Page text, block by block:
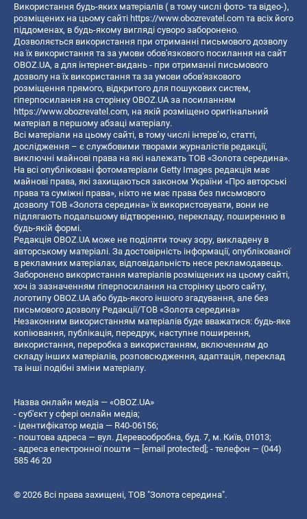
Використання будь-яких матеріалів ( в тому числі фото- та відео-),
розміщених на цьому сайті https://www.obozrevatel.com та всіх його
піддоменах, в будь-якому вигляді суворо заборонено.
Дозволяється використання при отриманні письмового дозволу
на їх використання та за умови обов'язкового посилання на сайт
OBOZ.UA, а для інтернет-видань - при отриманні письмового
дозволу на їх використання та за умови обов'язкового
розміщення прямого, відкритого для пошукових систем,
гіперпосилання на сторінку OBOZ.UA за посиланням
https://www.obozrevatel.com, на якій розміщено оригінальний
матеріал в першому абзаці матеріалу.
Всі матеріали на цьому сайті, в тому числі інтерв’ю, статті,
дослідження – є службовими творами журналістів редакції,
виключні майнові права на які належать ТОВ «Золота середина».
На всі опубліковані фотоматеріали Getty Images редакція має
майнові права, які захищаються законом України «Про авторські
права та суміжні права», ніхто не має права без письмового
дозволу ТОВ «Золота середина» їх використовувати, вони не
підлягають подальшому відтворенню, перекладу, поширенню в
будь-якій формі.
Редакція OBOZ.UA може не поділяти точку зору, викладену в
авторському матеріалі. За достовірність інформації, опублікованої
в рекламних матеріалах, відповідальність несе рекламодавець.
Заборонено використання матеріалів розміщених на цьому сайті,
хоч із зазначенням гіперпосилання на сторінку цього сайту,
логотипу OBOZ.UA або будь-якого іншого згадування, але без
письмового дозволу Редакції/ТОВ «Золота середина»
Незаконним використанням матеріалів буде вважатися: будь-яке
копiювання, публiкацiя, передрук, наступне поширення,
використання, переробка з використанням, включенням до
складу інших матеріалів, розповсюдження, адаптація, переклад
та інші подібні зміни матеріалу.
Назва онлайн медіа — «OBOZ.UA»
- суб'єкт у сфері онлайн медіа;
- ідентифікатор медіа — R40-06156;
- поштова адреса — вул. Деревообробна, буд. 7, м. Київ, 01013;
- адреса електронної пошти — [email protected]; - телефон — (044)
585 46 20
© 2026 Всі права захищені, ТОВ "Золота середина".